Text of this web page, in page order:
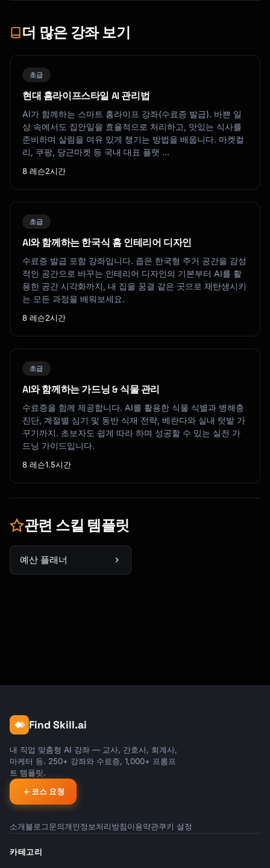
더 많은 강좌 보기
초급
현대 홈라이프스타일 AI 관리법
AI가 함께하는 스마트 홈라이프 강좌(수료증 발급). 바쁜 일
상 속에서도 집안일을 효율적으로 처리하고, 맛있는 식사를
준비하며 살림을 여유 있게 챙기는 방법을 배웁니다. 마켓컬
리, 쿠팡, 당근마켓 등 국내 대표 플랫 …
8 레슨2시간
초급
AI와 함께하는 한국식 홈 인테리어 디자인
수료증 발급 포함 강좌입니다. 좁은 한국형 주거 공간을 감성
적인 공간으로 바꾸는 인테리어 디자인의 기본부터 AI를 활
용한 공간 시각화까지, 내 집을 꿈결 같은 곳으로 재탄생시키
는 모든 과정을 배워보세요.
8 레슨2시간
초급
AI와 함께하는 가드닝 & 식물 관리
수료증을 함께 제공합니다. AI를 활용한 식물 식별과 병해충
진단, 계절별 심기 및 동반 식재 전략, 베란다와 실내 텃밭 가
꾸기까지. 초보자도 쉽게 따라 하며 성공할 수 있는 실전 가
드닝 가이드입니다.
8 레슨1.5시간
관련 스킬 템플릿
예산 플래너
Find Skill.ai
내 직업 맞춤형 AI 강좌 — 교사, 간호사, 회계사,
마케터 등. 250+ 강좌와 수료증, 1,000+ 프롬프
트 템플릿.
코스 요청
소개블로그문의개인정보처리방침이용약관쿠키 설정
카테고리